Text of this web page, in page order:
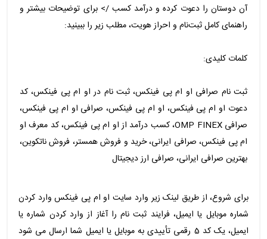
آن دوستان را دعوت کرده و درآمد کسب /> برای توضیحات بیشتر و
راهنمای کامل ثبت‌نام و احراز هویت، مطلب زیر را ببینید:
کلمات کلیدی:
ثبت نام صرافی او ام پی فینکس، ثبت نام در او ام پی فینکس، کد
دعوت او ام پی فینکس، او ام پی فینکس، صرافی او ام پی فینکس،
صرافی OMP FINEX، کسب درآمد از او ام پی فینکس، کد معرف او
ام پی فینکس، صرافی ایرانی، خرید و فروش همستر، فروش ناتکوین،
بهترین صرافی ایرانی، صرافی ارز دیجیتال
برای شروع، از طریق لینک زیر وارد سایت او ام پی فینکس وارد کردن
شماره موبایل یا ایمیل، فرایند ثبت نام را آغاز از وارد کردن شماره یا
ایمیل، یک کد 5 رقمی تأییدی به موبایل یا ایمیل شما ارسال می شود